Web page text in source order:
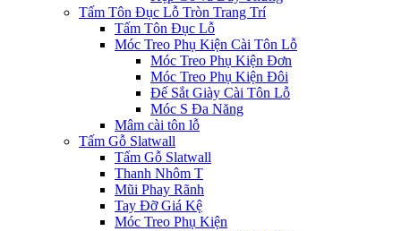
Tấm Tôn Đục Lỗ Tròn Trang Trí
Tấm Tôn Đục Lỗ
Móc Treo Phụ Kiện Cài Tôn Lỗ
Móc Treo Phụ Kiện Đơn
Móc Treo Phụ Kiện Đôi
Đế Sắt Giày Cài Tôn Lỗ
Móc S Đa Năng
Mâm cài tôn lỗ
Tấm Gỗ Slatwall
Tấm Gỗ Slatwall
Thanh Nhôm T
Mũi Phay Rãnh
Tay Đỡ Giá Kệ
Móc Treo Phụ Kiện